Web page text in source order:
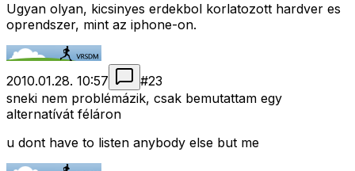
Ugyan olyan, kicsinyes erdekbol korlatozott hardver es
oprendszer, mint az iphone-on.
2010.01.28. 10:57 #23
sneki nem problémázik, csak bemutattam egy
alternatívát féláron
u dont have to listen anybody else but me